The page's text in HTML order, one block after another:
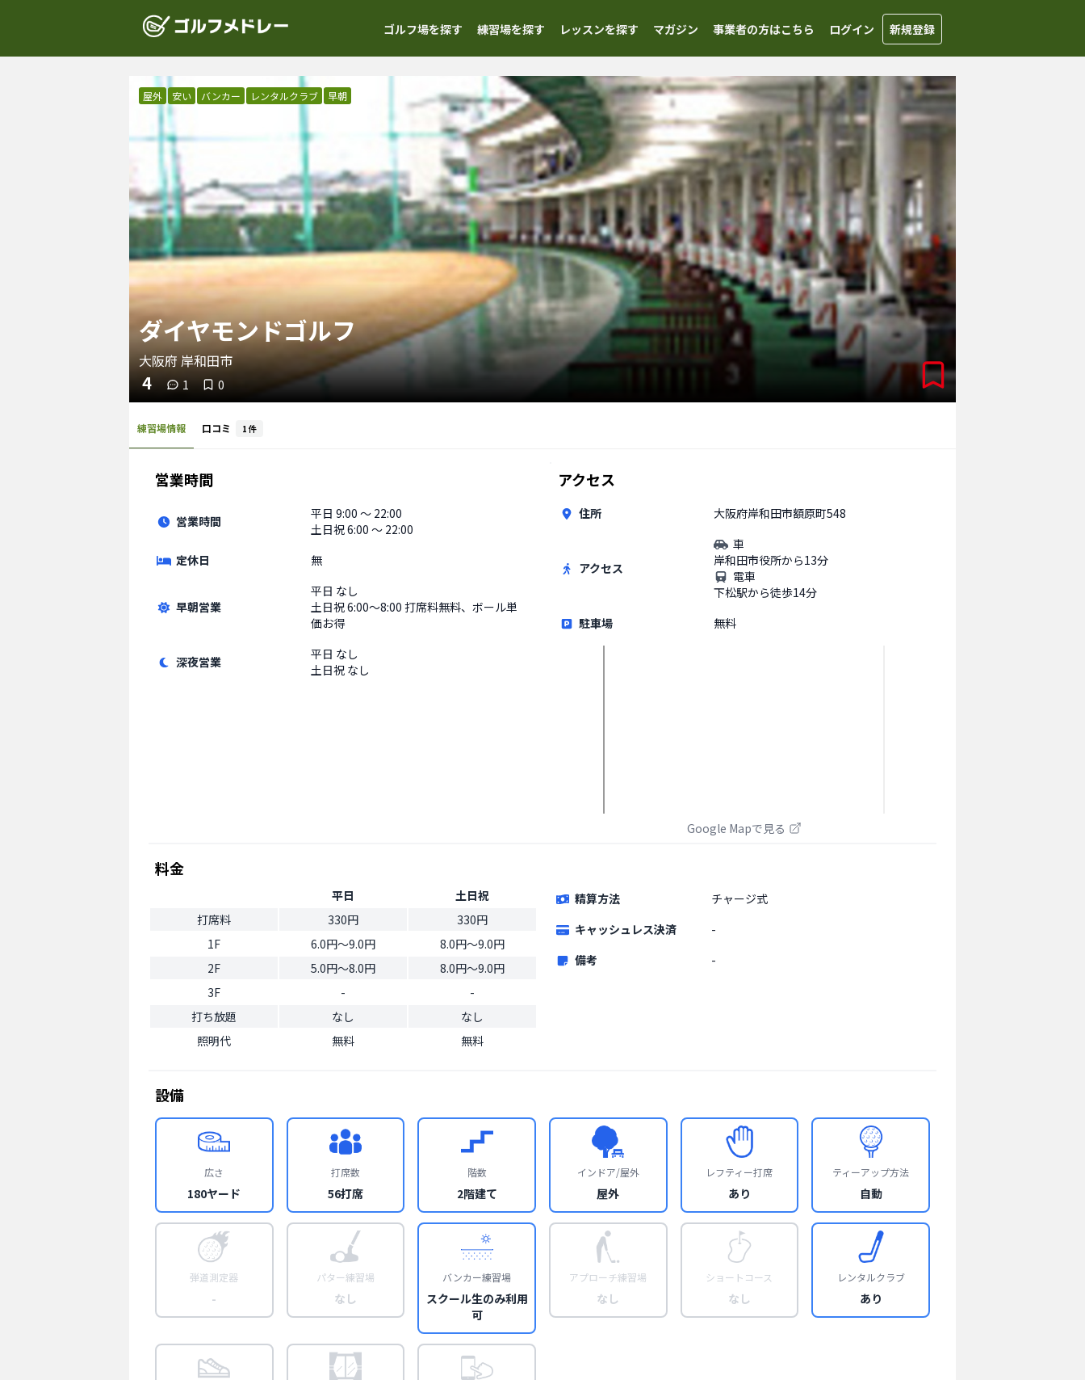
ゴルフ場を探す 練習場を探す レッスンを探す マガジン 事業者の方はこちら ログイン 新規登録
屋外 安い バンカー レンタルクラブ 早朝
ダイヤモンドゴルフ
大阪府岸和田市
4 1 0
練習場情報 口コミ 1 件
営業時間
営業時間 平日 9:00 〜 22:00
土日祝6:00 〜 22:00
定休日
無
早朝営業
平日 なし
土日祝6:00〜8:00 打席料無料、ボール単
価お得
深夜営業 平日 なし
土日祝 なし
アクセス
住所 大阪府岸和田市額原町548
アクセス
車
岸和田市役所から13分
電車
下松駅から徒歩14分
駐車場
無料
Google Mapで見る
料金
平日
土日祝
打席料
330円
330円
1F
6.0円〜9.0円
8.0円〜9.0円
2F
5.0円〜8.0円
8.0円〜9.0円
3F
-
-
打ち放題
なし
なし
照明代
無料 無料
精算方法
チャージ式
キャッシュレス決済
-
備考
-
設備
広さ
180ヤード
打席数
56打席
階数
2階建て
インドア/屋外
屋外
レフティー打席
あり
ティーアップ方法
自動
弾道測定器
-
パター練習場
なし
バンカー練習場
スクール生のみ利用
可
アプローチ練習場
なし
ショートコース
なし
レンタルクラブ
あり